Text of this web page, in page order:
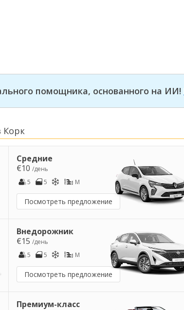
помощника, основанного на ИИ!
Корк
Средние
€10/день
5
5 M
Посмотреть предложение
Внедорожник
€15/день
5
5 M
Посмотреть предложение
Премиум-класс